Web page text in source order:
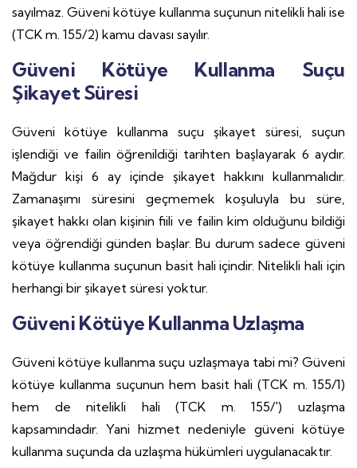
sayılmaz. Güveni kötüye kullanma suçunun nitelikli hali ise
(TCK m. 155/2) kamu davası sayılır.
Güveni Kötüye Kullanma Suçu
Şikayet Süresi
Güveni kötüye kullanma suçu şikayet süresi, suçun
işlendiği ve failin öğrenildiği tarihten başlayarak 6 aydır.
Mağdur kişi 6 ay içinde şikayet hakkını kullanmalıdır.
Zamanaşımı süresini geçmemek koşuluyla bu süre,
şikayet hakkı olan kişinin fiili ve failin kim olduğunu bildiği
veya öğrendiği günden başlar. Bu durum sadece güveni
kötüye kullanma suçunun basit hali içindir. Nitelikli hali için
herhangi bir şikayet süresi yoktur.
Güveni Kötüye Kullanma Uzlaşma
Güveni kötüye kullanma suçu uzlaşmaya tabi mi? Güveni
kötüye kullanma suçunun hem basit hali (TCK m. 155/1)
hem de nitelikli hali (TCK m. 155/') uzlaşma
kapsamındadır. Yani hizmet nedeniyle güveni kötüye
kullanma suçunda da uzlaşma hükümleri uygulanacaktır.